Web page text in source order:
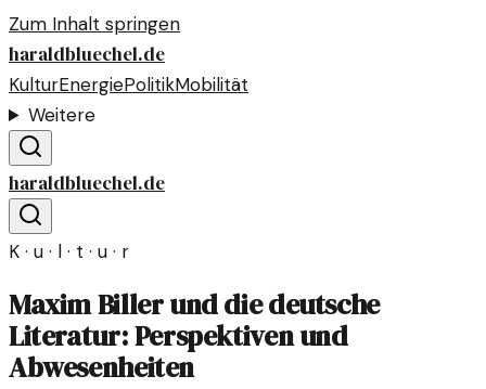
Zum Inhalt springen
haraldbluechel.de
KulturEnergiePolitikMobilität
Weitere
haraldbluechel.de
K · u · l · t · u · r
Maxim Biller und die deutsche
Literatur: Perspektiven und
Abwesenheiten